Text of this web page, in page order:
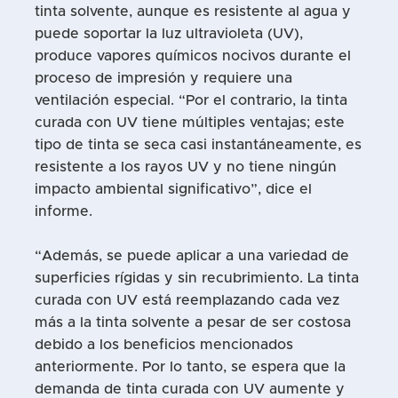
tinta solvente, aunque es resistente al agua y
puede soportar la luz ultravioleta (UV),
produce vapores químicos nocivos durante el
proceso de impresión y requiere una
ventilación especial. “Por el contrario, la tinta
curada con UV tiene múltiples ventajas; este
tipo de tinta se seca casi instantáneamente, es
resistente a los rayos UV y no tiene ningún
impacto ambiental significativo”, dice el
informe.
“Además, se puede aplicar a una variedad de
superficies rígidas y sin recubrimiento. La tinta
curada con UV está reemplazando cada vez
más a la tinta solvente a pesar de ser costosa
debido a los beneficios mencionados
anteriormente. Por lo tanto, se espera que la
demanda de tinta curada con UV aumente y